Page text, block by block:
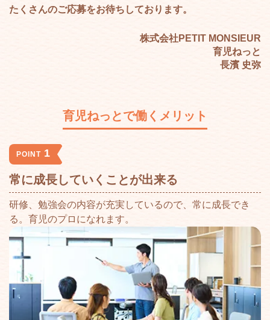
たくさんのご応募をお待ちしております。
株式会社PETIT MONSIEUR
育児ねっと
長濱 史弥
育児ねっとで働くメリット
POINT 1
常に成長していくことが出来る
研修、勉強会の内容が充実しているので、常に成長でき
る。育児のプロになれます。